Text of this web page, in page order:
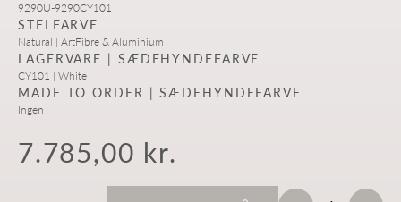
9290U-9290CY101
STELFARVE
Natural | ArtFibre & Aluminium
LAGERVARE | SÆDEHYNDEFARVE
CY101 | White
MADE TO ORDER | SÆDEHYNDEFARVE
Ingen
Salgspris
7.785,00 kr.
Sænk antal Øg antal